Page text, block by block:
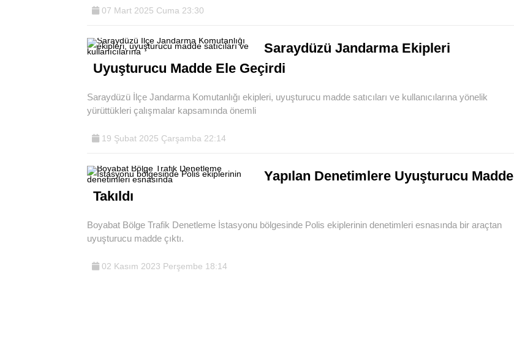
07 Mart 2025 Cuma 23:30
Saraydüzü Jandarma Ekipleri
Uyuşturucu Madde Ele Geçirdi
Saraydüzü İlçe Jandarma Komutanlığı ekipleri, uyuşturucu madde satıcıları ve kullanıcılarına yönelik
yürüttükleri çalışmalar kapsamında önemli
19 Şubat 2025 Çarşamba 22:14
Yapılan Denetimlere Uyuşturucu Madde
Takıldı
Boyabat Bölge Trafik Denetleme İstasyonu bölgesinde Polis ekiplerinin denetimleri esnasında bir araçtan
uyuşturucu madde çıktı.
02 Kasım 2023 Perşembe 18:14